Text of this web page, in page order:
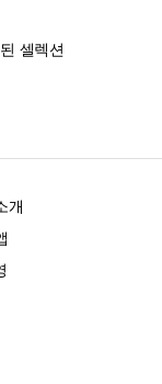
셀렉션
개